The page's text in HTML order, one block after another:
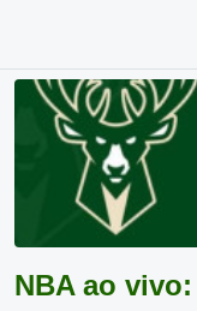
NBA ao